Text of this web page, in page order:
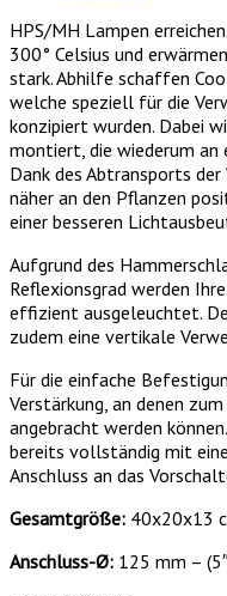
HPS/MH Lampen
300° Celsius und
stark. Abhilfe schaffen
welche speziell für die
konzipiert wurden. Dabei
montiert, die wiederum an
Dank des Abtransports
näher an den Pflanzen
einer besseren
Aufgrund des
Reflexionsgrad werden
effizient ausgeleuchtet.
zudem eine vertikale
Für die einfache
Verstärkung, an denen
angebracht werden
bereits vollständig mit
Anschluss an das
Gesamtgröße: 40x20x13
Anschluss-Ø: 125 mm –